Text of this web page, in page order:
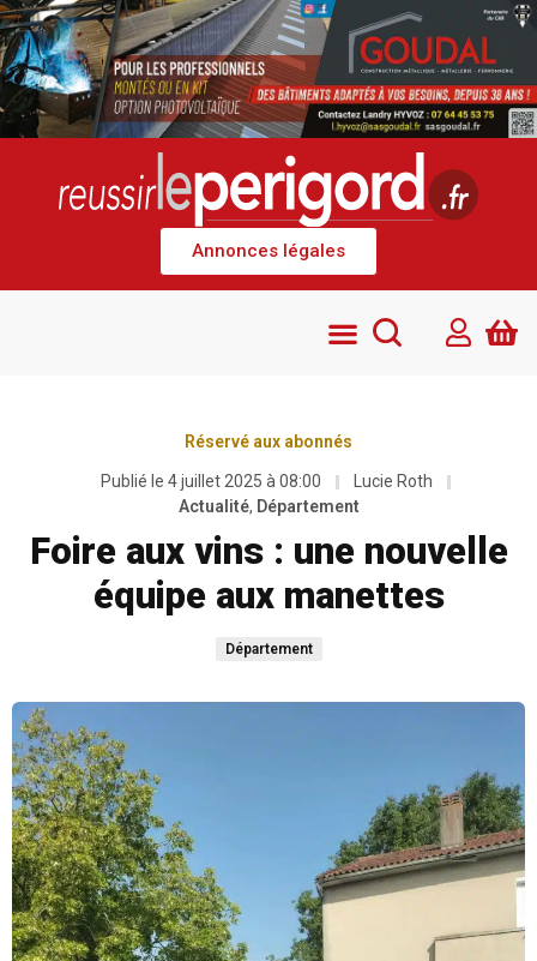
Annonces légales
Réservé aux abonnés
Publié le 4 juillet 2025 à 08:00
Lucie Roth
Actualité, Département
Foire aux vins : une nouvelle
équipe aux manettes
Département